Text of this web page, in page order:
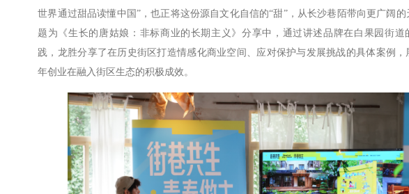
世界通过甜品读懂中国”，也正将这份源自文化自信的“甜”，从长沙巷陌带向更广阔的
题为《生长的唐姑娘：非标商业的长期主义》分享中，通过讲述品牌在白果园街道
践，龙胜分享了在历史街区打造情感化商业空间、应对保护与发展挑战的具体案例，
年创业在融入街区生态的积极成效。